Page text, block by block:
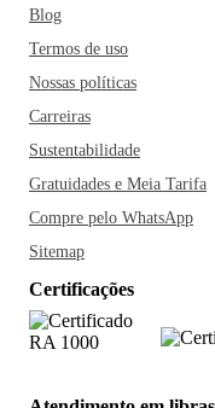
Blog
Termos de uso
Nossas políticas
Carreiras
Sustentabilidade
Gratuidades e Meia Tarifa
Compre pelo WhatsApp
Sitemap
Certificações